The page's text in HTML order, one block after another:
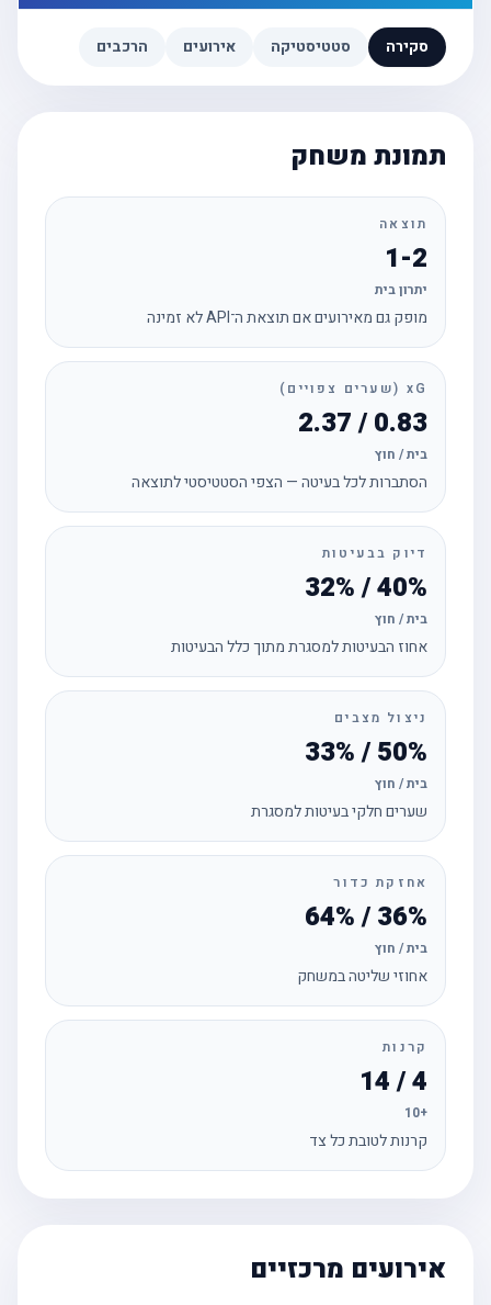
סקירה סטטיסטיקה אירועים הרכבים
תמונת משחק
תוצאה
1-2
יתרון בית
מופק גם מאירועים אם תוצאת ה־API לא זמינה
xG (שערים צפויים)
0.83 / 2.37
בית / חוץ
הסתברות לכל בעיטה — הצפי הסטטיסטי לתוצאה
דיוק בבעיטות
40% / 32%
בית / חוץ
אחוז הבעיטות למסגרת מתוך כלל הבעיטות
ניצול מצבים
50% / 33%
בית / חוץ
שערים חלקי בעיטות למסגרת
אחזקת כדור
36% / 64%
בית / חוץ
אחוזי שליטה במשחק
קרנות
קרנות לטובת כל צד
אירועים מרכזיים